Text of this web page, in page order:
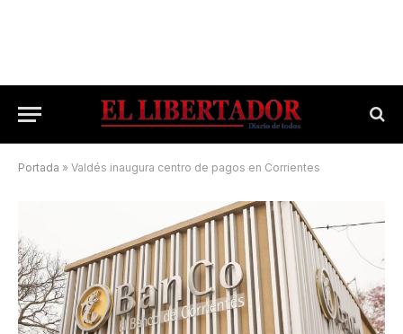
Portada » Valdés inaugura centro de pagos en Corrientes